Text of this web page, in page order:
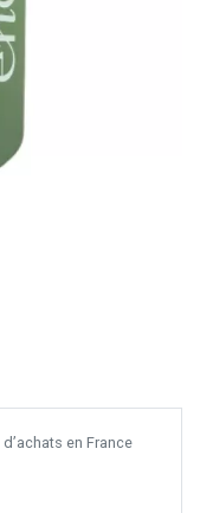
d’achats en France